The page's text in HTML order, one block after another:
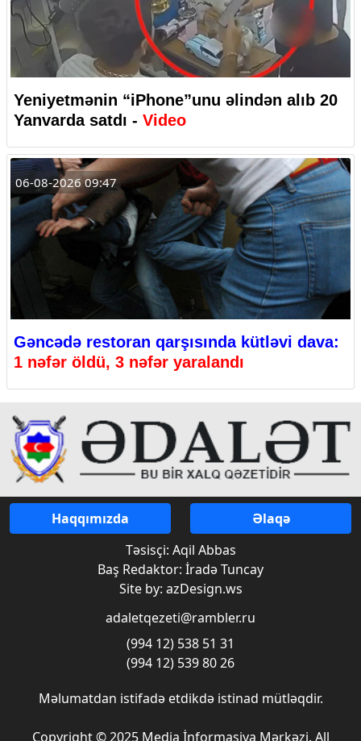
Yeniyetmənin “iPhone”unu əlindən alıb 20
Yanvarda satdı - Video
06-08-2026 09:47
Gəncədə restoran qarşısında kütləvi dava:
1 nəfər öldü, 3 nəfər yaralandı
Haqqımızda
Əlaqə
Təsisçi: Aqil Abbas
Baş Redaktor: İradə Tuncay
Site by: azDesign.ws
adaletqezeti@rambler.ru
(994 12) 538 51 31
(994 12) 539 80 26
Məlumatdan istifadə etdikdə istinad mütləqdir.
Copyright © 2025 Media İnformasiya Mərkəzi. All